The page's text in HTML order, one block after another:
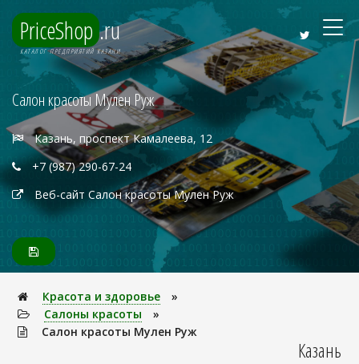
PriceShop .ru
КАТАЛОГ ПРЕДПРИЯТИЙ КАЗАНИ
Салон красоты Мулен Руж
Казань, проспект Камалеева, 12
+7 (987) 290-67-24
Веб-сайт Салон красоты Мулен Руж
Красота и здоровье
»
Салоны красоты
»
Салон красоты Мулен Руж
Казань